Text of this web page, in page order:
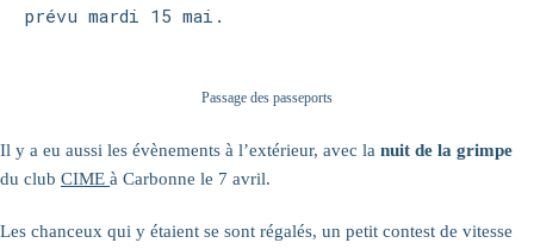
prévu mardi 15 mai.
Passage des passeports
Il y a eu aussi les évènements à l’extérieur, avec la nuit de la grimpe
du club CIME à Carbonne le 7 avril.
Les chanceux qui y étaient se sont régalés, un petit contest de vitesse